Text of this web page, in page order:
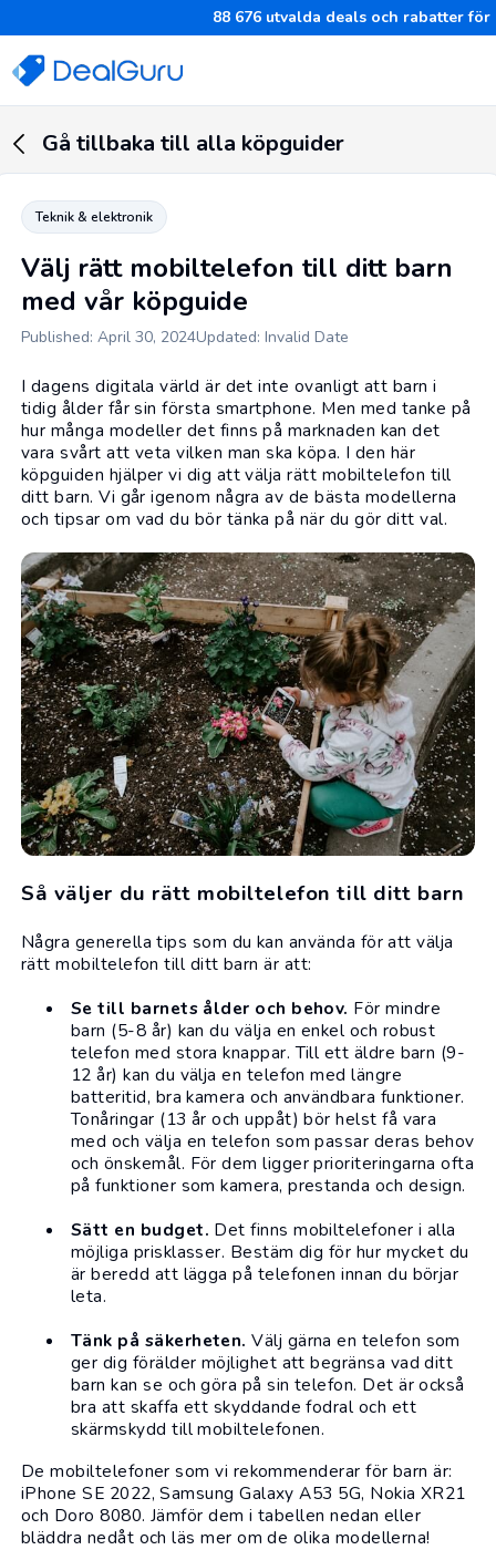
88 676 utvalda deals och rabatter för
Gå tillbaka till alla köpguider
Teknik & elektronik
Välj rätt mobiltelefon till ditt barn
med vår köpguide
Published: April 30, 2024Updated: Invalid Date
I dagens digitala värld är det inte ovanligt att barn i
tidig ålder får sin första smartphone. Men med tanke på
hur många modeller det finns på marknaden kan det
vara svårt att veta vilken man ska köpa. I den här
köpguiden hjälper vi dig att välja rätt mobiltelefon till
ditt barn. Vi går igenom några av de bästa modellerna
och tipsar om vad du bör tänka på när du gör ditt val.
Så väljer du rätt mobiltelefon till ditt barn
Några generella tips som du kan använda för att välja
rätt mobiltelefon till ditt barn är att:
Se till barnets ålder och behov. För mindre
barn (5-8 år) kan du välja en enkel och robust
telefon med stora knappar. Till ett äldre barn (9-
12 år) kan du välja en telefon med längre
batteritid, bra kamera och användbara funktioner.
Tonåringar (13 år och uppåt) bör helst få vara
med och välja en telefon som passar deras behov
och önskemål. För dem ligger prioriteringarna ofta
på funktioner som kamera, prestanda och design.
Sätt en budget. Det finns mobiltelefoner i alla
möjliga prisklasser. Bestäm dig för hur mycket du
är beredd att lägga på telefonen innan du börjar
leta.
Tänk på säkerheten. Välj gärna en telefon som
ger dig förälder möjlighet att begränsa vad ditt
barn kan se och göra på sin telefon. Det är också
bra att skaffa ett skyddande fodral och ett
skärmskydd till mobiltelefonen.
De mobiltelefoner som vi rekommenderar för barn är:
iPhone SE 2022, Samsung Galaxy A53 5G, Nokia XR21
och Doro 8080. Jämför dem i tabellen nedan eller
bläddra nedåt och läs mer om de olika modellerna!